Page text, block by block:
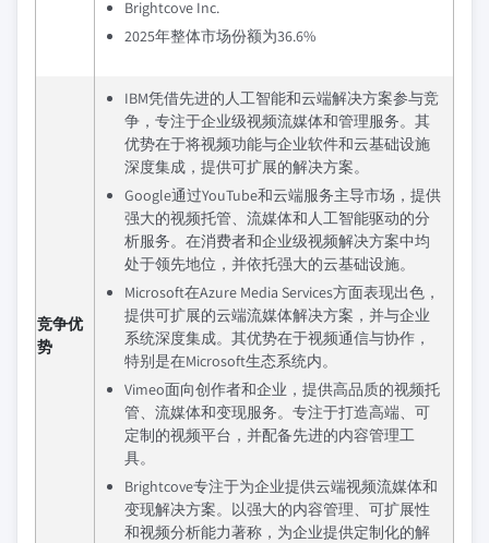
Brightcove Inc.
2025年整体市场份额为36.6%
竞争优
势
IBM凭借先进的人工智能和云端解决方案参与竞
争，专注于企业级视频流媒体和管理服务。其
优势在于将视频功能与企业软件和云基础设施
深度集成，提供可扩展的解决方案。
Google通过YouTube和云端服务主导市场，提供
强大的视频托管、流媒体和人工智能驱动的分
析服务。在消费者和企业级视频解决方案中均
处于领先地位，并依托强大的云基础设施。
Microsoft在Azure Media Services方面表现出色，
提供可扩展的云端流媒体解决方案，并与企业
系统深度集成。其优势在于视频通信与协作，
特别是在Microsoft生态系统内。
Vimeo面向创作者和企业，提供高品质的视频托
管、流媒体和变现服务。专注于打造高端、可
定制的视频平台，并配备先进的内容管理工
具。
Brightcove专注于为企业提供云端视频流媒体和
变现解决方案。以强大的内容管理、可扩展性
和视频分析能力著称，为企业提供定制化的解